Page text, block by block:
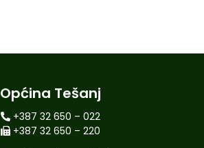
Općina Tešanj
+387 32 650 – 022
+387 32 650 – 220